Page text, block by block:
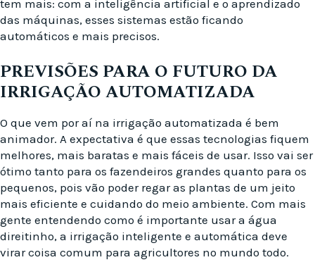
tem mais: com a inteligência artificial e o aprendizado
das máquinas, esses sistemas estão ficando
automáticos e mais precisos.
PREVISÕES PARA O FUTURO DA
IRRIGAÇÃO AUTOMATIZADA
O que vem por aí na irrigação automatizada é bem
animador. A expectativa é que essas tecnologias fiquem
melhores, mais baratas e mais fáceis de usar. Isso vai ser
ótimo tanto para os fazendeiros grandes quanto para os
pequenos, pois vão poder regar as plantas de um jeito
mais eficiente e cuidando do meio ambiente. Com mais
gente entendendo como é importante usar a água
direitinho, a irrigação inteligente e automática deve
virar coisa comum para agricultores no mundo todo.